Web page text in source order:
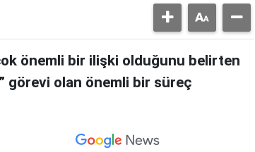
önemli bir ilişki olduğunu belirten
görevi olan önemli bir süreç